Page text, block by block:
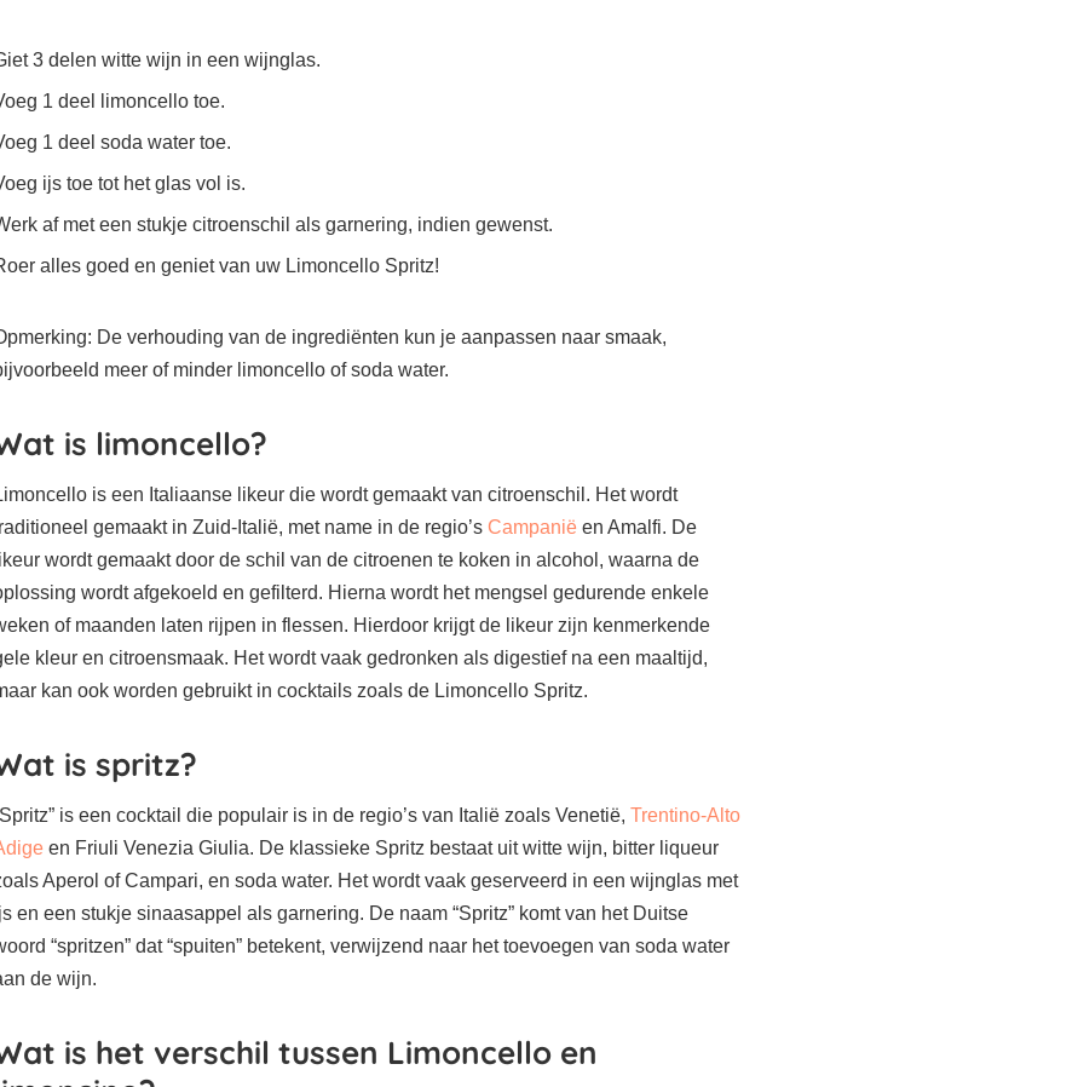
3 delen witte wijn in een wijnglas.
1 deel limoncello toe.
1 deel soda water toe.
ijs toe tot het glas vol is.
af met een stukje citroenschil als garnering, indien gewenst.
alles goed en geniet van uw Limoncello Spritz!
De verhouding van de ingrediënten kun je aanpassen naar smaak,
meer of minder limoncello of soda water.
is limoncello?
is een Italiaanse likeur die wordt gemaakt van citroenschil. Het wordt
gemaakt in Zuid-Italië, met name in de regio’s Campanië en Amalfi. De
wordt gemaakt door de schil van de citroenen te koken in alcohol, waarna de
wordt afgekoeld en gefilterd. Hierna wordt het mengsel gedurende enkele
of maanden laten rijpen in flessen. Hierdoor krijgt de likeur zijn kenmerkende
kleur en citroensmaak. Het wordt vaak gedronken als digestief na een maaltijd,
kan ook worden gebruikt in cocktails zoals de Limoncello Spritz.
is spritz?
is een cocktail die populair is in de regio’s van Italië zoals Venetië, Trentino-Alto
en Friuli Venezia Giulia. De klassieke Spritz bestaat uit witte wijn, bitter liqueur
Aperol of Campari, en soda water. Het wordt vaak geserveerd in een wijnglas met
en een stukje sinaasappel als garnering. De naam “Spritz” komt van het Duitse
“spritzen” dat “spuiten” betekent, verwijzend naar het toevoegen van soda water
de wijn.
is het verschil tussen Limoncello en